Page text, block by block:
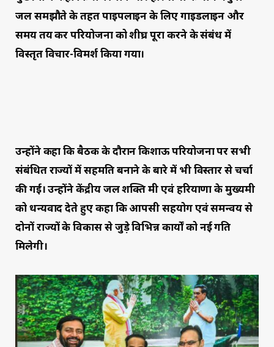
जल समझौते के तहत पाइपलाइन के लिए गाइडलाइन और
समय तय कर परियोजना को शीघ्र पूरा करने के संबंध में
विस्तृत विचार-विमर्श किया गया।
उन्होंने कहा कि बैठक के दौरान किशाऊ परियोजना पर सभी
संबंधित राज्यों में सहमति बनाने के बारे में भी विस्तार से चर्चा
की गई। उन्होंने केंद्रीय जल शक्ति मंत्री एवं हरियाणा के मुख्यमंत्री
को धन्यवाद देते हुए कहा कि आपसी सहयोग एवं समन्वय से
दोनों राज्यों के विकास से जुड़े विभिन्न कार्यों को नई गति
मिलेगी।